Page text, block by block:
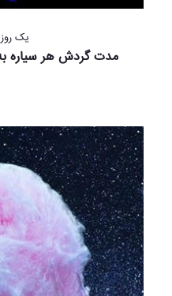
یک
مدت گردش هر سیاره